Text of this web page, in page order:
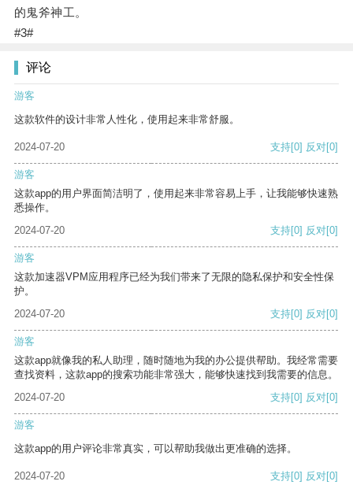
的鬼斧神工。
#3#
评论
游客
这款软件的设计非常人性化，使用起来非常舒服。
2024-07-20 支持[0] 反对[0]
游客
这款app的用户界面简洁明了，使用起来非常容易上手，让我能够快速熟
悉操作。
2024-07-20
支持[0] 反对[0]
游客
这款加速器VPM应用程序已经为我们带来了无限的隐私保护和安全性保
护。
2024-07-20
支持[0] 反对[0]
游客
这款app就像我的私人助理，随时随地为我的办公提供帮助。我经常需要
查找资料，这款app的搜索功能非常强大，能够快速找到我需要的信息。
2024-07-20
支持[0] 反对[0]
游客
这款app的用户评论非常真实，可以帮助我做出更准确的选择。
2024-07-20 支持[0] 反对[0]